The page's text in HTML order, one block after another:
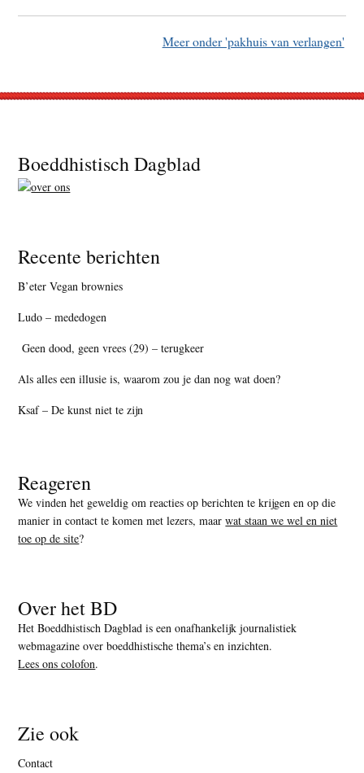
Meer onder 'pakhuis van verlangen'
Footer
Boeddhistisch Dagblad
Recente berichten
B’eter Vegan brownies
Ludo – mededogen
Geen dood, geen vrees (29) – terugkeer
Als alles een illusie is, waarom zou je dan nog wat doen?
Ksaf – De kunst niet te zijn
Reageren
We vinden het geweldig om reacties op berichten te krijgen en op die
manier in contact te komen met lezers, maarwat staan we wel en niet
toe op de site?
Over het BD
Het Boeddhistisch Dagblad is een onafhankelijk journalistiek
webmagazine over boeddhistische thema’s en inzichten.
Lees ons colofon.
Zie ook
Contact